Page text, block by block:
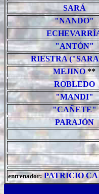
SARÁ
"NANDO"
"ANTÓN"
RIESTRA
MEJINO **
ROBLEDO
"MANDI"
"CAÑETE"
PARAJÓN
entrenador: PATRICIO